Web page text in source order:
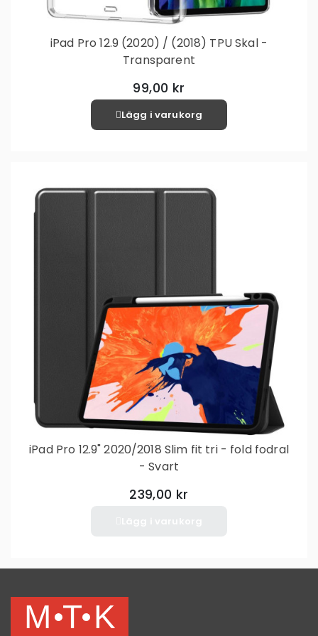
iPad Pro 12.9 (2020) / (2018) TPU Skal -
Transparent
99,00 kr
Lägg i varukorg
iPad Pro 12.9" 2020/2018 Slim fit tri - fold fodral
- Svart
239,00 kr